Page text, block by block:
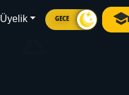
Üyelik GECE